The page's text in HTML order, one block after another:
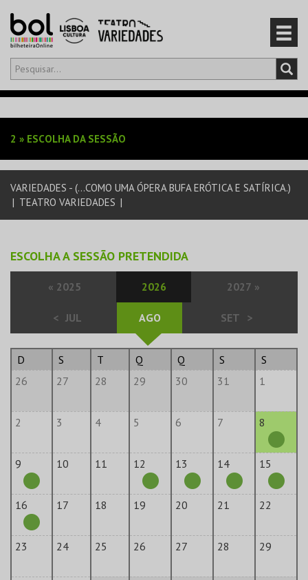
Olá,iniciar sessão
EVENTOS
CARTÕES
2 » ESCOLHA DA SESSÃO
VARIEDADES - (...COMO UMA ÓPERA BUFA ERÓTICA E SATÍRICA.)
| TEATRO VARIEDADES |
ESCOLHA A SESSÃO PRETENDIDA
« 2025 2026 2027 »
< JUL AGO SET >
D S T Q Q S
S
26
27 28 29 30 31 1
2 3 4 5 6 7 8
9 10 11 12 13 14 15
16 17 18 19 20 21 22
23 24 25 26 27 28 29